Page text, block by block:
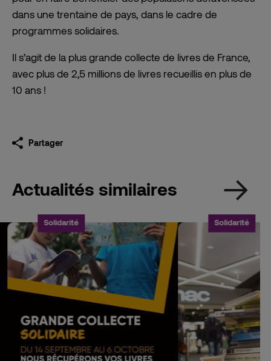
dans une trentaine de pays, dans le cadre de
programmes solidaires.
Il s’agit de la plus grande collecte de livres de France,
avec plus de 2,5 millions de livres recueillis en plus de
10 ans !
Partager
Actualités similaires
Solidarité Solidarité